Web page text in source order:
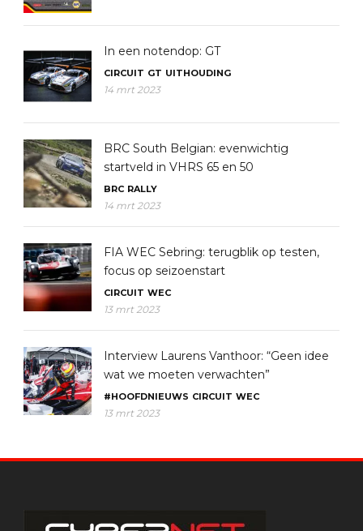
In een notendop: GT
CIRCUIT GT UITHOUDING
14 mrt 2023
BRC South Belgian: evenwichtig
startveld in VHRS 65 en 50
BRC RALLY
14 mrt 2023
FIA WEC Sebring: terugblik op testen,
focus op seizoenstart
CIRCUIT WEC
13 mrt 2023
Interview Laurens Vanthoor: “Geen idee
wat we moeten verwachten”
#HOOFDNIEUWS CIRCUIT WEC
13 mrt 2023